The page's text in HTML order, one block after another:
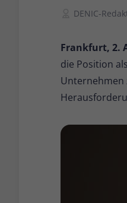
DENIC-
Frankfurt, 2.
die Position
Unternehmen